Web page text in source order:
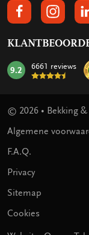
VOLGS ONS OP
VOLG
mark:
9.2 6661 reviews
© 2026 • Bekking &
Algemene
F.A.Q.
Privacy
Sitemap
Cookies